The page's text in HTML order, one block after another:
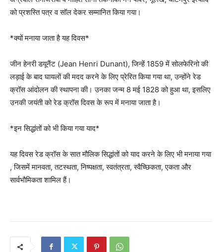
को प्रशस्ति पत्र व सॉल देकर सम्मानित किया गया।
*क्यों मनाया जाता है यह दिवस*
जीन हेनरी डयूनैंट (Jean Henri Dunant), जिन्हें 1859 में सोलफेरिनो की
लड़ाई के बाद घायलों की मदद करने के लिए प्रेरित किया गया था, उन्होंने रेड
क्रॉस आंदोलन की स्थापना की। उनका जन्म 8 मई 1828 को हुआ था, इसलिए
उनकी जयंती को रेड क्रॉस दिवस के रूप में मनाया जाता है।
*इन सिद्धांतों को भी किया गया याद*
यह दिवस रेड क्रॉस के सात मौलिक सिद्धांतों को याद करने के लिए भी मनाया गया
, जिसमें मानवता, तटस्थता, निष्पक्षता, स्वतंत्रता, स्वैच्छिकता, एकता और
सार्वभौमिकता शामिल हैं।